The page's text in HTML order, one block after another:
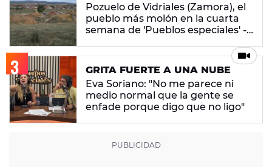
Pozuelo de Vidriales (Zamora), el
pueblo más molón en la cuarta
semana de 'Pueblos especiales' -
GRITA FUERTE A UNA NUBE
Eva Soriano: "No me parece ni
medio normal que la gente se
enfade porque digo que no ligo"